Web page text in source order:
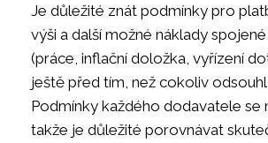
Je důležité znát podmínky pro
výši a další možné náklady
(práce, inflační doložka, vyřízení
ještě před tím, než cokoliv
Podmínky každého dodavatele se
takže je důležité porovnávat